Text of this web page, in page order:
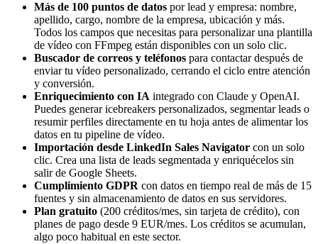
Más de 100 puntos de datos por lead y empresa: nombre,
apellido, cargo, nombre de la empresa, ubicación y más.
Todos los campos que necesitas para personalizar una plantilla
de vídeo con FFmpeg están disponibles con un solo clic.
Buscador de correos y teléfonos para contactar después de
enviar tu vídeo personalizado, cerrando el ciclo entre atención
y conversión.
Enriquecimiento con IA integrado con Claude y OpenAI.
Puedes generar icebreakers personalizados, segmentar leads o
resumir perfiles directamente en tu hoja antes de alimentar los
datos en tu pipeline de vídeo.
Importación desde LinkedIn Sales Navigator con un solo
clic. Crea una lista de leads segmentada y enriquécelos sin
salir de Google Sheets.
Cumplimiento GDPR con datos en tiempo real de más de 15
fuentes y sin almacenamiento de datos en sus servidores.
Plan gratuito (200 créditos/mes, sin tarjeta de crédito), con
planes de pago desde 9 EUR/mes. Los créditos se acumulan,
algo poco habitual en este sector.